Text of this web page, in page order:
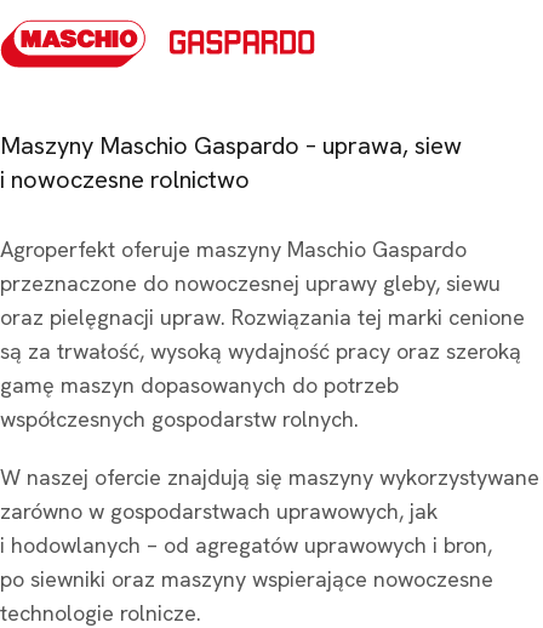
Maszyny Maschio Gaspardo – uprawa, siew
i nowoczesne rolnictwo
Agroperfekt oferuje maszyny Maschio Gaspardo
przeznaczone do nowoczesnej uprawy gleby, siewu
oraz pielęgnacji upraw. Rozwiązania tej marki cenione
są za trwałość, wysoką wydajność pracy oraz szeroką
gamę maszyn dopasowanych do potrzeb
współczesnych gospodarstw rolnych.
W naszej ofercie znajdują się maszyny wykorzystywane
zarówno w gospodarstwach uprawowych, jak
i hodowlanych – od agregatów uprawowych i bron,
po siewniki oraz maszyny wspierające nowoczesne
technologie rolnicze.